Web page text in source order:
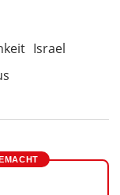
Israel